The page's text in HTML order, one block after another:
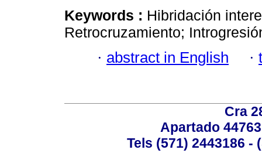
Keywords : Hibridación
Retrocruzamiento;
· abstract in English ·
Cra
Apartado
Tels (571) 2443186 -